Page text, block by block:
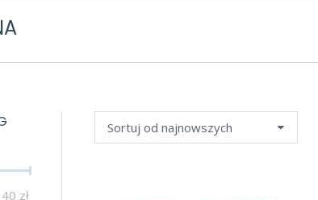
Cena
Cena
40 zł